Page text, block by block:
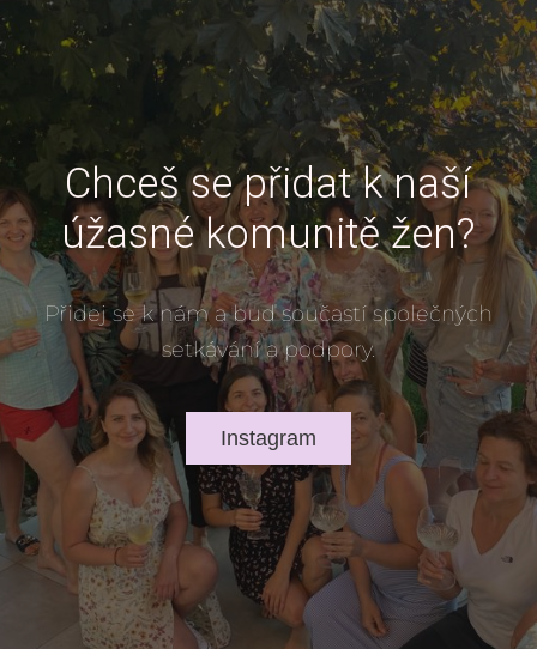
Chceš se přidat k naší
úžasné komunitě žen?
Přidej se k nám a buď součastí společných
setkávání a podpory.
Instagram